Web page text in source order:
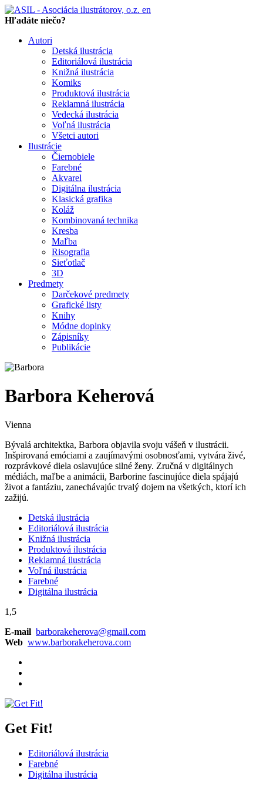
en
Hľadáte niečo?
Autori
Detská ilustrácia
Editoriálová ilustrácia
Knižná ilustrácia
Komiks
Produktová ilustrácia
Reklamná ilustrácia
Vedecká ilustrácia
Voľná ilustrácia
Všetci autori
Ilustrácie
Čiernobiele
Farebné
Akvarel
Digitálna ilustrácia
Klasická grafika
Koláž
Kombinovaná technika
Kresba
Maľba
Risografia
Sieťotlač
3D
Predmety
Darčekové predmety
Grafické listy
Knihy
Módne doplnky
Zápisníky
Publikácie
Barbora Keherová
Vienna
Bývalá architektka, Barbora objavila svoju vášeň v ilustrácii.
Inšpirovaná emóciami a zaujímavými osobnosťami, vytvára živé,
rozprávkové diela oslavujúce silné ženy. Zručná v digitálnych
médiách, maľbe a animácii, Barborine fascinujúce diela spájajú
život a fantáziu, zanechávajúc trvalý dojem na všetkých, ktorí ich
zažijú.
Detská ilustrácia
Editoriálová ilustrácia
Knižná ilustrácia
Produktová ilustrácia
Reklamná ilustrácia
Voľná ilustrácia
Farebné
Digitálna ilustrácia
1,5
E-mail barborakeherova@gmail.com
Web www.barborakeherova.com
Get Fit!
Editoriálová ilustrácia
Farebné
Digitálna ilustrácia